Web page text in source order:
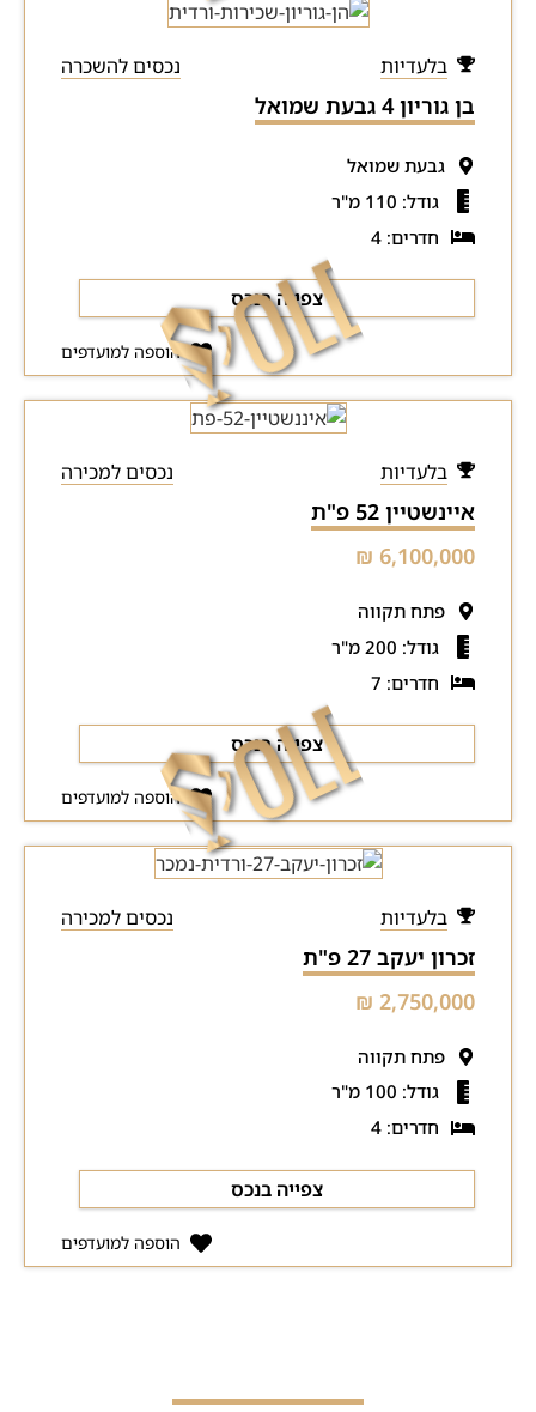
בלעדיות נכסים להשכרה
בן גוריון 4 גבעת שמואל
גבעת שמואל
גודל: 110 מ"ר
חדרים: 4
צפייה בנכס
הוספה למועדפים
בלעדיות נכסים למכירה
איינשטיין 52 פ"ת
6,100,000 ₪
פתח תקווה
גודל: 200 מ"ר
חדרים: 7
צפייה בנכס
הוספה למועדפים
בלעדיות נכסים למכירה
זכרון יעקב 27 פ"ת
2,750,000 ₪
פתח תקווה
גודל: 100 מ"ר
חדרים: 4
צפייה בנכס
הוספה למועדפים